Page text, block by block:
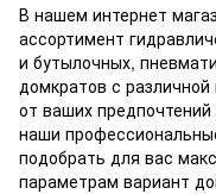
В нашем интернет
ассортимент
и бутылочных,
домкратов с
от ваших
наши
подобрать для вас
параметрам вариант